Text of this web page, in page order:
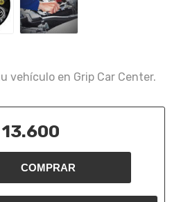
vehículo en Grip Car Center.